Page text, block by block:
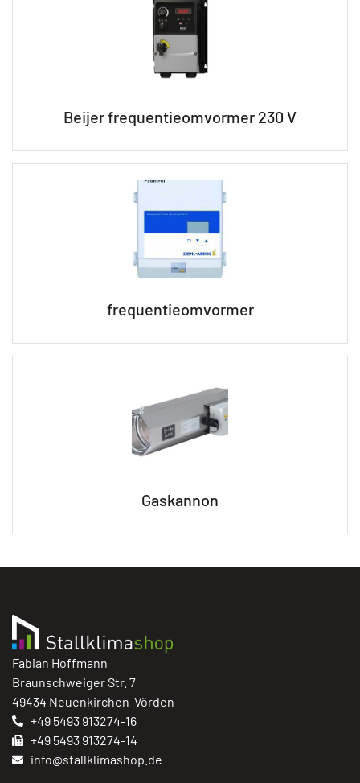
Beijer frequentieomvormer 230 V
frequentieomvormer
Gaskannon
Fabian Hoffmann
Braunschweiger Str. 7
49434 Neuenkirchen-Vörden
+49 5493 913274-16
+49 5493 913274-14
info@stallklimashop.de